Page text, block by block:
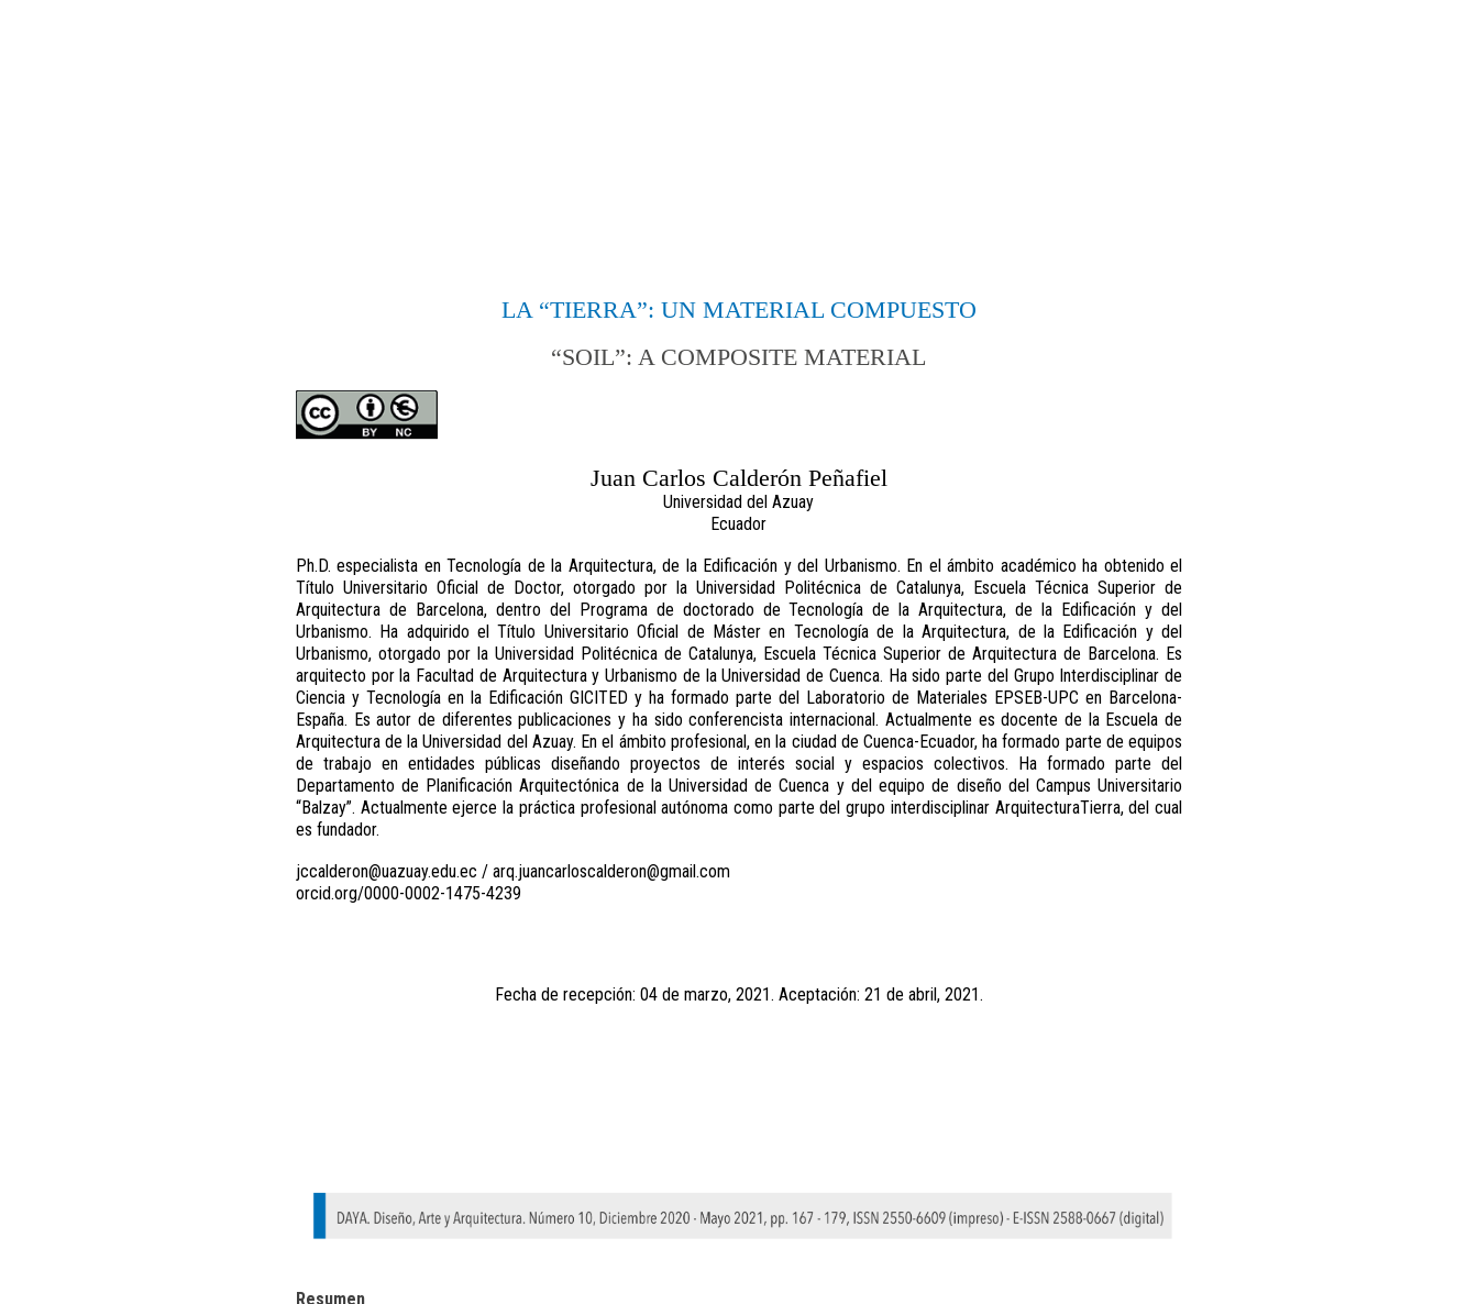
LA “TIERRA”: UN MATERIAL COMPUESTO
“SOIL”: A COMPOSITE MATERIAL
Juan Carlos Calderón Peñafiel
Universidad del Azuay
Ecuador
Ph.D. especialista en Tecnología de la Arquitectura, de la Edificación y del Urbanismo. En el ámbito académico ha obtenido el
Título Universitario Oficial de Doctor, otorgado por la Universidad Politécnica de Catalunya, Escuela Técnica Superior de
Arquitectura de Barcelona, dentro del Programa de doctorado de Tecnología de la Arquitectura, de la Edificación y del
Urbanismo. Ha adquirido el Título Universitario Oficial de Máster en Tecnología de la Arquitectura, de la Edificación y del
Urbanismo, otorgado por la Universidad Politécnica de Catalunya, Escuela Técnica Superior de Arquitectura de Barcelona. Es
arquitecto por la Facultad de Arquitectura y Urbanismo de la Universidad de Cuenca. Ha sido parte del Grupo Interdisciplinar de
Ciencia y Tecnología en la Edificación GICITED y ha formado parte del Laboratorio de Materiales EPSEB-UPC en Barcelona-
España. Es autor de diferentes publicaciones y ha sido conferencista internacional. Actualmente es docente de la Escuela de
Arquitectura de la Universidad del Azuay. En el ámbito profesional, en la ciudad de Cuenca-Ecuador, ha formado parte de equipos
de trabajo en entidades públicas diseñando proyectos de interés social y espacios colectivos. Ha formado parte del
Departamento de Planificación Arquitectónica de la Universidad de Cuenca y del equipo de diseño del Campus Universitario
“Balzay”. Actualmente ejerce la práctica profesional autónoma como parte del grupo interdisciplinar ArquitecturaTierra, del cual
es fundador.
jccalderon@uazuay.edu.ec / arq.juancarloscalderon@gmail.com
orcid.org/0000-0002-1475-4239
Fecha de recepción: 04 de marzo, 2021. Aceptación: 21 de abril, 2021.
Resumen